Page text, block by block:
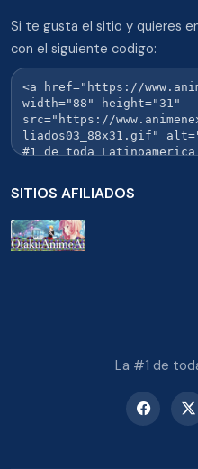
Si te gusta el sitio y quieres
con el siguiente codigo:
SITIOS AFILIADOS
La #1 de